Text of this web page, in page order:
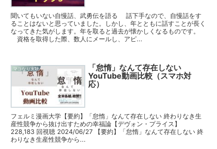
聞いてもいない自慢話、武勇伝を語る 話下手なので、自慢話をす
ることはないと思っていました。しかし、年とともに話すことが長く
なってきた気がします。年を取ると過去が懐かしくなるものです。
資格を取得した際、数人にメールし、アピ...
マコなり実験
「怠惰」なんて存在しない
YouTube動画比較（スマホ対
応）
フェルミ漫画大学【要約】「怠惰」なんて存在しない 終わりなき生
産性競争から抜け出すための幸福論【デヴォン・プライス】
228,183 回視聴 2024/06/27 【要約】「怠惰」なんて存在しない 終
わりなき生産性競争から...